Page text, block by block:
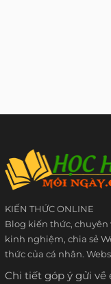
KIẾN THỨC ONLINE
Blog kiến thức, chuyên
kinh nghiệm, chia sẻ
thức của cá nhân.
Chi tiết góp ý gửi về